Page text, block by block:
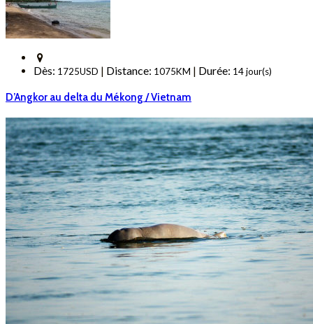
Dès: 1725USD | Distance: 1075KM | Durée: 14 jour(s)
D’Angkor au delta du Mékong / Vietnam